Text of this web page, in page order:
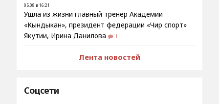
05.08 в 16:21
Ушла из жизни главный тренер Академии
«Кындыкан», президент федерации «Чир спорт»
Якутии, Ирина Данилова
1
Лента новостей
Соцсети